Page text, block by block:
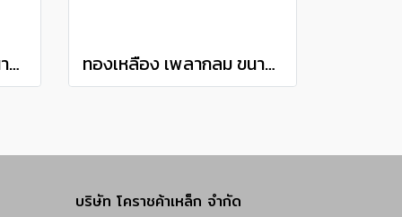
ทองเหลือง เพลากลม ขนาด 5/8" เกรด C3604 brass round bar แบ่งขายความยาว 10 เซนติเมตร ทองเหลือง เพลากลม ขนาด 7/16" เกรด C3604 brass round bar แบ่งขายความยาว 10 เซนติเมตร
บริษัท โคราชค้าเหล็ก จำกัด